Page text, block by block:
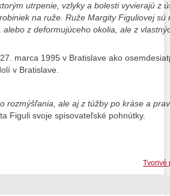
utrpenie, vzlyky a bolesti vyvierajú z
na ruže. Ruže Margity Figuliovej sú
alebo z deformujúceho okolia, ale z
marca 1995 v Bratislave ako
v Bratislave.
rozmýšľania, ale aj z túžby po kráse a
Figuli svoje spisovateľské pohnútky.
Tvorivé